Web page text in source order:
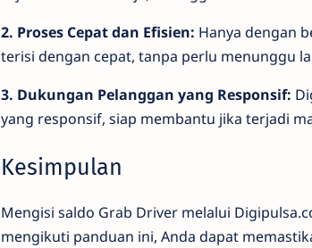
2. Proses Cepat dan Efisien: Hanya dengan
terisi dengan cepat, tanpa perlu menunggu
3. Dukungan Pelanggan yang Responsif:
yang responsif, siap membantu jika terjadi
Kesimpulan
Mengisi saldo Grab Driver melalui
mengikuti panduan ini, Anda dapat